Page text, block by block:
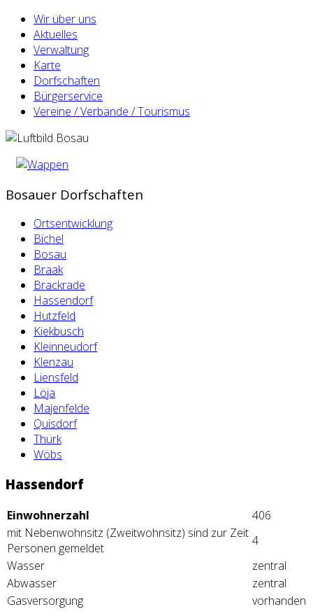
Wir über uns
Aktuelles
Verwaltung
Karte
Dorfschaften
Bürgerservice
Vereine / Verbände / Tourismus
Bosauer Dorfschaften
Ortsentwicklung
Bichel
Bosau
Braak
Brackrade
Hassendorf
Hutzfeld
Kiekbusch
Kleinneudorf
Klenzau
Liensfeld
Löja
Majenfelde
Quisdorf
Thürk
Wöbs
Hassendorf
Einwohnerzahl
406
mit Nebenwohnsitz (Zweitwohnsitz) sind zur Zeit
Personen gemeldet
4
Wasser
zentral
Abwasser
zentral
Gasversorgung
vorhanden